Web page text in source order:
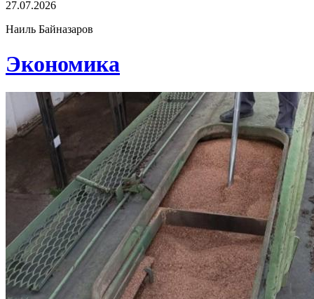
27.07.2026
Наиль Байназаров
Экономика